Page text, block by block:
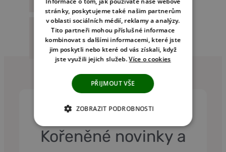
Reference
Kořeněné novinky a
stránky, poskytujeme také našim partnerům
v oblasti sociálních médií, reklamy a analýzy.
Tito partneři mohou příslušné informace
kombinovat s dalšími informacemi, které jste
jim poskytli nebo které od vás získali, když
jste využili jejich služeb.Více o cookies
PŘIJMOUT VŠE
ZOBRAZIT PODROBNOSTI
NEZBYTNĚ NUTNÉ COOKIES